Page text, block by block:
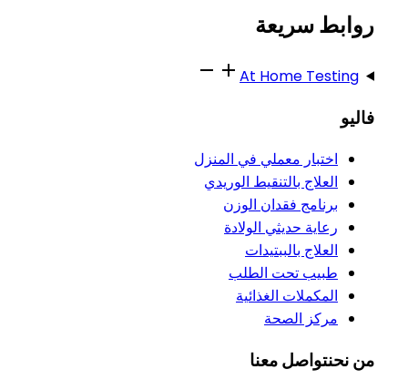
روابط سريعة
At Home Testing
فاليو
اختبار معملي في المنزل
العلاج بالتنقيط الوريدي
برنامج فقدان الوزن
رعاية حديثي الولادة
العلاج بالببتيدات
طبيب تحت الطلب
المكملات الغذائية
مركز الصحة
من نحنتواصل معنا